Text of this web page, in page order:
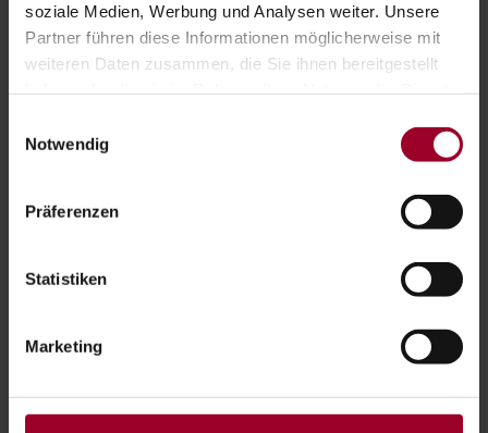
soziale Medien, Werbung und Analysen weiter. Unsere
Partner führen diese Informationen möglicherweise mit
weiteren Daten zusammen, die Sie ihnen bereitgestellt
Impressum
Notwendig
Präferenzen
Statistiken
Marketing
BRANCHEN:
Du hast Fragen zu einem Thema, Wünsche worüber
unseren Newsletter an und bleibe auf dem
Laufenden.